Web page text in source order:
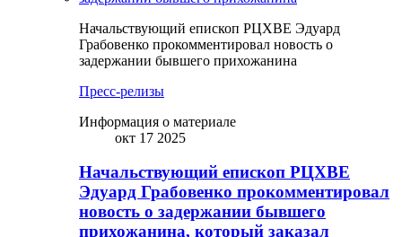
Начальствующий епископ РЦХВЕ Эдуард
Грабовенко прокомментировал новость о
задержании бывшего прихожанина
Пресс-релизы
Информация о материале
окт 17 2025
Начальствующий епископ РЦХВЕ
Эдуард Грабовенко прокомментировал
новость о задержании бывшего
прихожанина, который заказал